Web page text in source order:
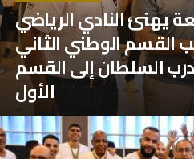
يهنئ النادي الرياضي
القسم الوطني الثاني
السلطان إلى القسم
الأول